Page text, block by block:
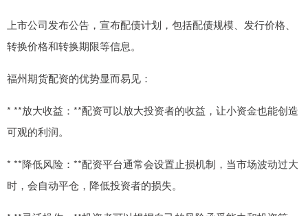
上市公司发布公告，宣布配债计划，包括配债规模、发行价格、
转换价格和转换期限等信息。
福州期货配资的优势显而易见：
* **放大收益：**配资可以放大投资者的收益，让小资金也能创造
可观的利润。
* **降低风险：**配资平台通常会设置止损机制，当市场波动过大
时，会自动平仓，降低投资者的损失。